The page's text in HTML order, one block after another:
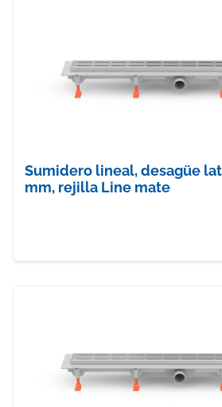
Sumidero lineal, desagüe
mm, rejilla Line mate